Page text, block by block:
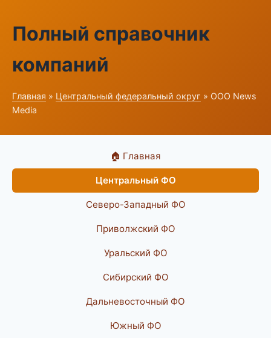
Полный справочник
компаний
Главная » Центральный федеральный округ » ООО News
Media
🏠 Главная
Центральный ФО
Северо-Западный ФО
Приволжский ФО
Уральский ФО
Сибирский ФО
Дальневосточный ФО
Южный ФО